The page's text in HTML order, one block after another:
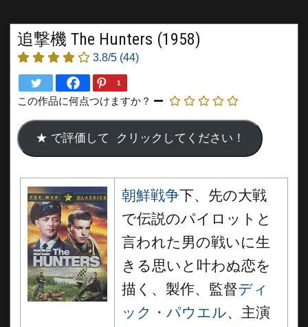
追撃機 The Hunters (1958)
3.8/5 (44)
1
この作品に何点つけますか？
朝鮮戦争下、先の大戦
で伝説のパイロットと
言われた男の戦いに生
きる思いと叶わぬ恋を
描く、製作、監督ディ
ック・パウエル、主演